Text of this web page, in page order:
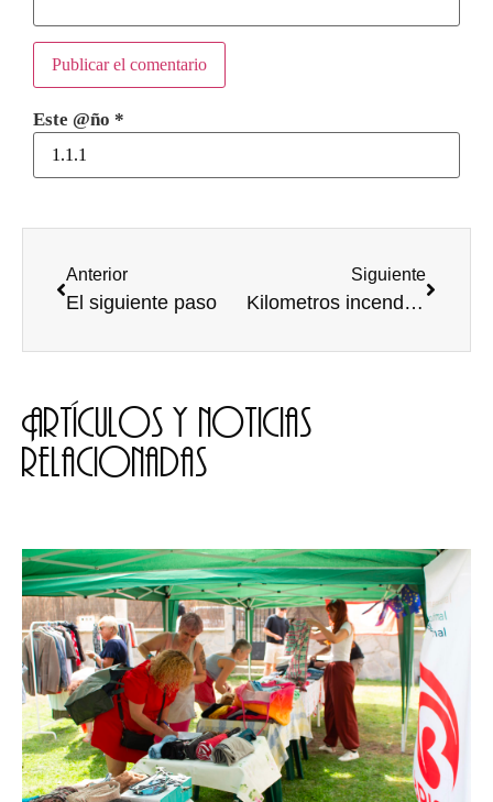
Este @ño *
Anterior
El siguiente paso
Siguiente
Kilometros incendiados
Artículos y noticias
relacionadas